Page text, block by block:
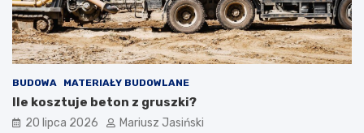
BUDOWA MATERIAŁY BUDOWLANE
Ile kosztuje beton z gruszki?
20 lipca 2026 Mariusz Jasiński